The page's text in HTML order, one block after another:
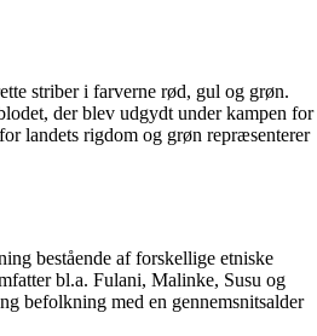
striber i farverne rød, gul og grøn.
der blev udgydt under kampen for
landets rigdom og grøn repræsenterer
bestående af forskellige etniske
bl.a. Fulani, Malinke, Susu og
befolkning med en gennemsnitsalder